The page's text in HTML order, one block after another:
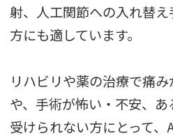
射、人工関節への入れ替
方にも適しています。
リハビリや薬の治療で痛
や、手術が怖い・不安、
受けられない方にとって